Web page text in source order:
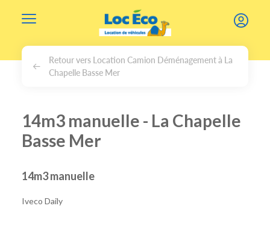
Retour vers Location Camion Déménagement à La
Chapelle Basse Mer
14m3 manuelle - La Chapelle
Basse Mer
14m3 manuelle
Iveco Daily